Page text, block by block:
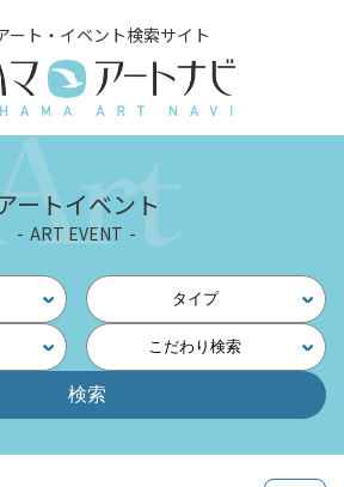
ート・イベント検索サイト
ートイベント
ART EVENT
タイプ
こだわり検索